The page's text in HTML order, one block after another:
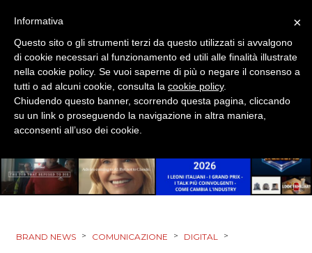
DESIGN
EVENTI
MOBILE
PROMOZIONI
PRODOTTI
BRAND NEWS > COMUNICAZIONE > DIGITAL >
×
Informativa
Questo sito o gli strumenti terzi da questo utilizzati si avvalgono
di cookie necessari al funzionamento ed utili alle finalità illustrate
nella cookie policy. Se vuoi saperne di più o negare il consenso a
tutti o ad alcuni cookie, consulta la cookie policy.
Chiudendo questo banner, scorrendo questa pagina, cliccando
su un link o proseguendo la navigazione in altra maniera,
acconsenti all’uso dei cookie.